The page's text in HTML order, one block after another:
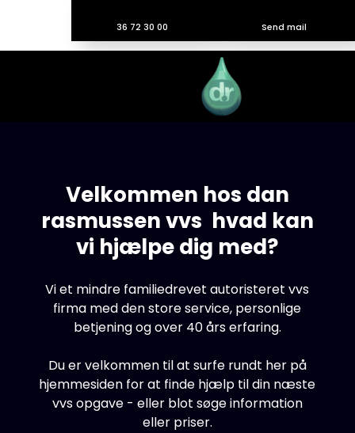
36 72 30 00 Send mail
Velkommen hos dan
rasmussen vvs hvad kan
vi hjælpe dig med?
Vi et mindre familiedrevet autoristeret vvs
firma med den store service, personlige
betjening og over 40 års erfaring.
Du er velkommen til at surfe rundt her på
hjemmesiden for at finde hjælp til din næste
vvs opgave - eller blot søge information
eller priser.